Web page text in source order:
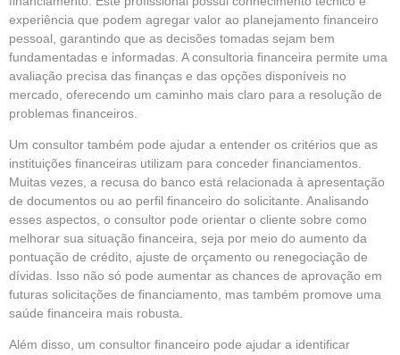
experiência que podem agregar valor ao planejamento financeiro
pessoal, garantindo que as decisões tomadas sejam bem
fundamentadas e informadas. A consultoria financeira permite uma
avaliação precisa das finanças e das opções disponíveis no
mercado, oferecendo um caminho mais claro para a resolução de
problemas financeiros.
Um consultor também pode ajudar a entender os critérios que as
instituições financeiras utilizam para conceder financiamentos.
Muitas vezes, a recusa do banco está relacionada à apresentação
de documentos ou ao perfil financeiro do solicitante. Analisando
esses aspectos, o consultor pode orientar o cliente sobre como
melhorar sua situação financeira, seja por meio do aumento da
pontuação de crédito, ajuste de orçamento ou renegociação de
dívidas. Isso não só pode aumentar as chances de aprovação em
futuras solicitações de financiamento, mas também promove uma
saúde financeira mais robusta.
Além disso, um consultor financeiro pode ajudar a identificar